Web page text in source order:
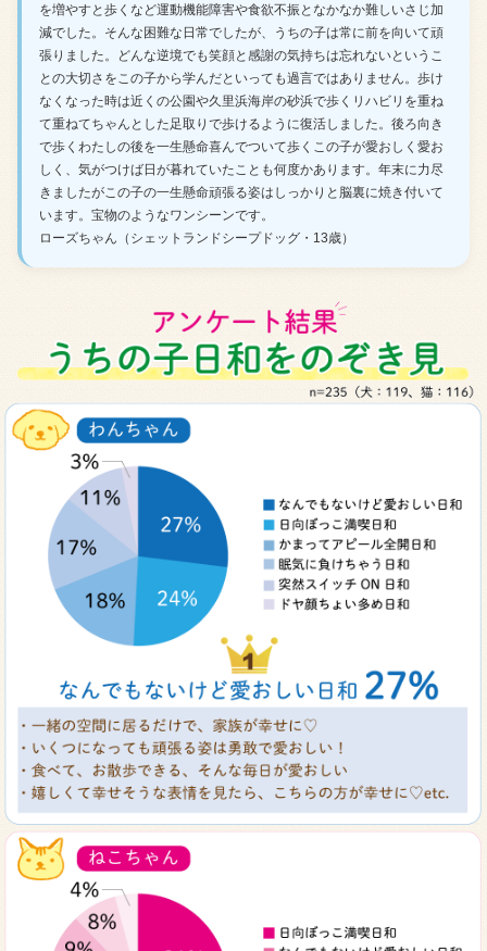
を増やすと歩くなど運動機能障害や食欲不振となかなか難しいさじ加
減でした。そんな困難な日常でしたが、うちの子は常に前を向いて頑
張りました。どんな逆境でも笑顔と感謝の気持ちは忘れないというこ
との大切さをこの子から学んだといっても過言ではありません。歩け
なくなった時は近くの公園や久里浜海岸の砂浜で歩くリハビリを重ね
て重ねてちゃんとした足取りで歩けるように復活しました。後ろ向き
で歩くわたしの後を一生懸命喜んでついて歩くこの子が愛おしく愛お
しく、気がつけば日が暮れていたことも何度かあります。年末に力尽
きましたがこの子の一生懸命頑張る姿はしっかりと脳裏に焼き付いて
います。宝物のようなワンシーンです。
ローズちゃん（シェットランドシープドッグ・13歳）